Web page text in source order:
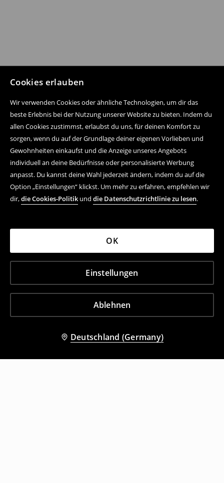
Cookies erlauben
Wir verwenden Cookies oder ähnliche Technologien, um dir das
beste Erlebnis bei der Nutzung unserer Website zu bieten. Indem du
allen Cookies zustimmst, erlaubst du uns, für deinen Komfort zu
sorgen, wenn du auf der Grundlage deiner eigenen Vorlieben und
Gewohnheiten einkaufst und die Anzeige unseres Angebots
individuell an deine Bedürfnisse oder personalisierte Werbung
anpasst. Du kannst deine Wahl jederzeit ändern, indem du auf die
Option „Einstellungen“ klickst. Um mehr zu erfahren, empfehlen wir
dir,die Cookies-Politik und die Datenschutzrichtlinie zu lesen.
Ablehnen
Einstellungen
OK
Deutschland (Germany)